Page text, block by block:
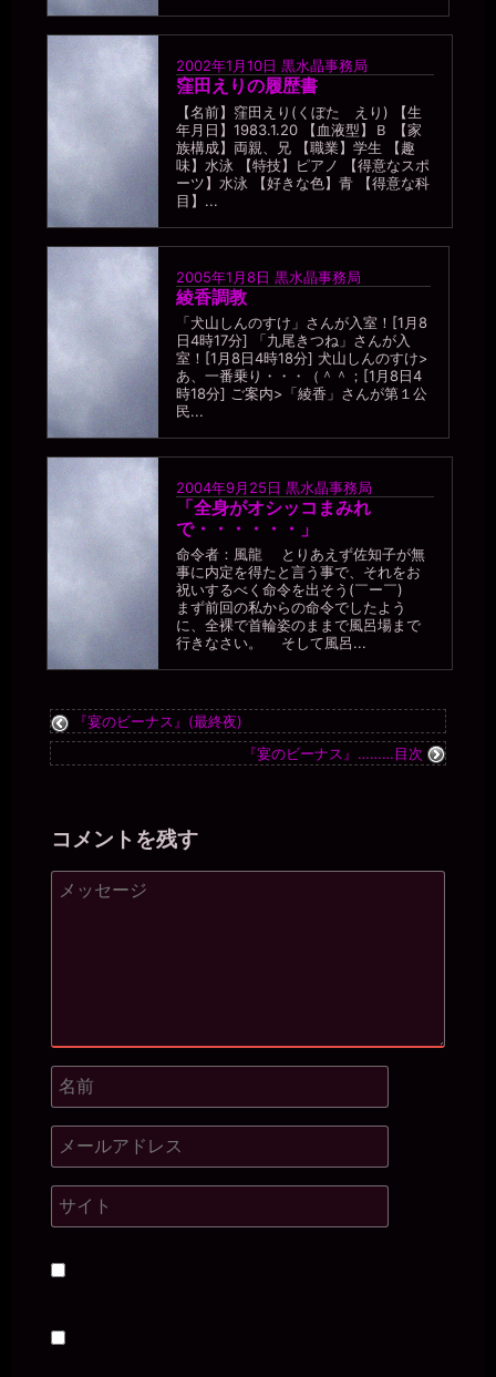
2002年1月10日 黒水晶事務局
窪田えりの履歴書
【名前】窪田えり(くぼた えり) 【生
年月日】1983.1.20 【血液型】Ｂ 【家
族構成】両親、兄 【職業】学生 【趣
味】水泳 【特技】ピアノ 【得意なスポ
ーツ】水泳 【好きな色】青 【得意な科
目】...
2005年1月8日 黒水晶事務局
綾香調教
「犬山しんのすけ」さんが入室！[1月8
日4時17分] 「九尾きつね」さんが入
室！[1月8日4時18分] 犬山しんのすけ>
あ、一番乗り・・・（＾＾；[1月8日4
時18分] ご案内>「綾香」さんが第１公
民...
2004年9月25日 黒水晶事務局
「全身がオシッコまみれ
で・・・・・・」
命令者：風龍 とりあえず佐知子が無
事に内定を得たと言う事で、それをお
祝いするべく命令を出そう(￣ー￣)
まず前回の私からの命令でしたよう
に、全裸で首輪姿のままで風呂場まで
行きなさい。 そして風呂...
『宴のビーナス』(最終夜)
『宴のビーナス』………目次
コメントを残す
一枚の銀貨
2026年7月18日 - 21:31
ほら、本物の便器にはできないコトだし((´∀｀))ｹﾗｹﾗ
miiki0119
2026年7月18日 - 21:32
あうう。。便器と比べられて褒められていたなんて。。
一枚の銀貨
2026年7月18日 - 21:34
本物の公衆便所なんて、使われた人数なんて記録できないくらいだ
ろうし、そのうちマゾ肉便器も男の人数を数える必要など無くなる
miiki0119
2026年7月18日 - 21:36
うう。。今週のはじめまでは22人だったのに。。今日で27人になっ
ちゃっています。。
一枚の銀貨
2026年7月18日 - 21:38
五月みどりの歌に『一週間に十日来い』という曲があったけど、
「一週間に10人とやる」のを目指してはどうか。
2026年7月18日 - 21:41
あうう。。１週間に10人。。それは。。ゼミの男性たちを含めてで
すか。。？ 使っていただいたことがない男性だけですか。。？
一枚の銀貨
2026年7月18日 - 21:42
そりゃ、新しい利用者を獲得しなきゃ(￣▽￣)
miiki0119
2026年7月18日 - 21:44
あうう。。1週間に新しい利用者10人。。ああ。。1年で500人以上で
す。。そんな。。
2026年7月18日 - 21:46
やっぱり、便器のくせに頭が回るんだなぁ。頭脳の無駄遣い（笑）
miiki0119
miiki0119
2026年7月18日 - 21:48
ああ。。1年で500人以上なんて。。ほとんど毎日2人以上に使って
いただかないと。。うう。。本当に公衆便女になっちゃう。。
一枚の銀貨
2026年7月18日 - 21:55
おっと、そろそろ夕飯だ。俺は落ちるが、オナニーするなら報告し
ろよ(⌒▽⌒)
miiki0119
うう。。オナニーは禁止されてます。。
一枚の銀貨
あっ、そうか（・∀・）ﾆﾔﾆﾔ
うう。。オナニーできないし。。無意識にマンコを擦りつけたりし